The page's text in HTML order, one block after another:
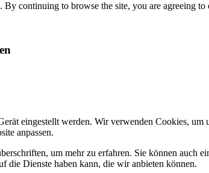
By continuing to browse the site, you are agreeing to
eingestellt werden. Wir verwenden Cookies,
anpassen.
um mehr zu erfahren. Sie können auch
die Dienste haben kann, die wir anbieten können.